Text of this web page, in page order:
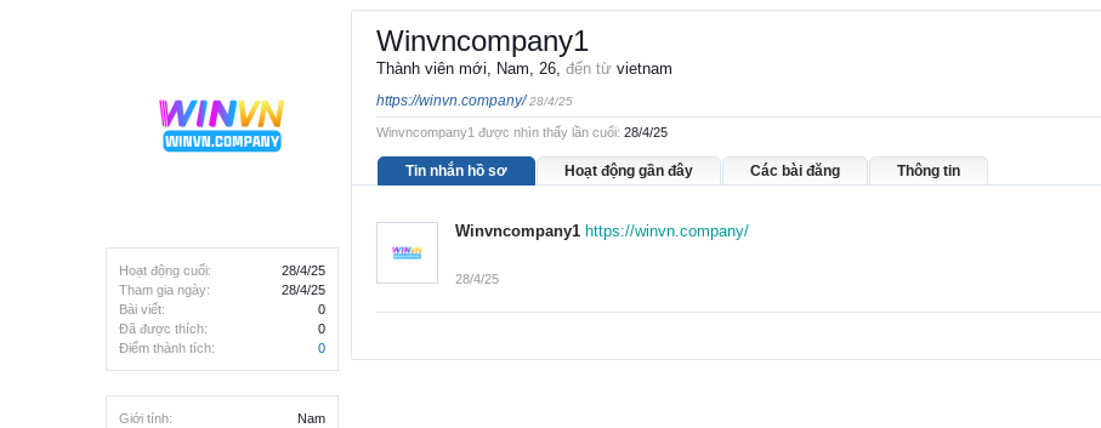
Hoạt động cuối:
28/4/25
Tham gia ngày:
28/4/25
Bài viết:
0
Đã được thích:
0
Điểm thành tích:
0
Giới tính:
Nam
Winvncompany1
Thành viên mới, Nam, 26, đến từ vietnam
https://winvn.company/ 28/4/25
Winvncompany1 được nhìn thấy lần cuối: 28/4/25
Tin nhắn hồ sơ Hoạt động gần đây Các bài đăng Thông tin
Winvncompany1 https://winvn.company/
28/4/25